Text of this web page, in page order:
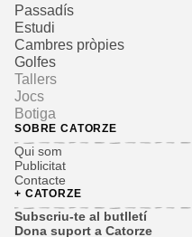
Passadís
Estudi
Cambres pròpies
Golfes
Tallers
Jocs
Botiga
SOBRE CATORZE
Qui som
Publicitat
Contacte
+ CATORZE
Subscriu-te al butlletí
Dona suport a Catorze